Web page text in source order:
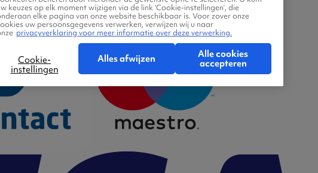
keuzes op elk moment wijzigen via de link ‘Cookie-instellingen’, die
elke pagina van onze website beschikbaar is. Voor zover onze
uw persoonsgegevens verwerken, verwijzen wij u naar
privacyverklaring voor meer informatie over deze verwerking.
Cookie-
instellingen
Alles afwijzen
Alle cookies
accepteren